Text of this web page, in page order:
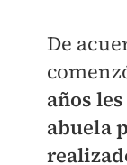
De
años
abuela